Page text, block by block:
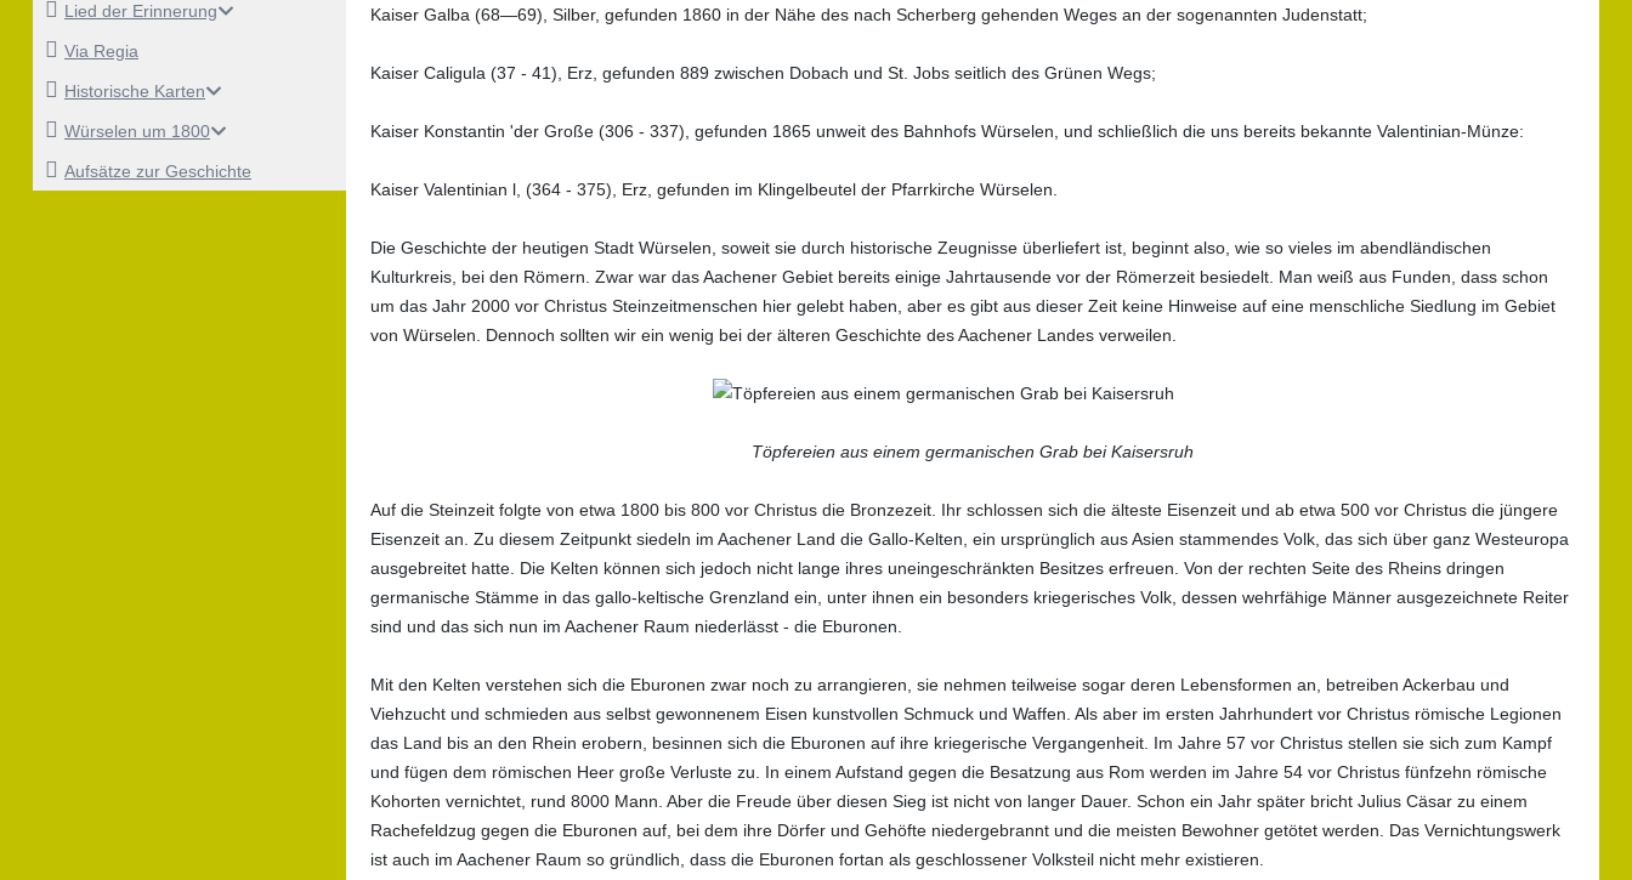
Lied der Erinnerung
Via Regia
Historische Karten
Würselen um 1800
Aufsätze zur Geschichte
Kaiser Galba (68—69), Silber, gefunden 1860 in der Nähe des nach Scherberg gehenden Weges an der sogenannten Judenstatt;
Kaiser Caligula (37 - 41), Erz, gefunden 889 zwischen Dobach und St. Jobs seitlich des Grünen Wegs;
Kaiser Konstantin 'der Große (306 - 337), gefunden 1865 unweit des Bahnhofs Würselen, und schließlich die uns bereits bekannte Valentinian-Münze:
Kaiser Valentinian l, (364 - 375), Erz, gefunden im Klingelbeutel der Pfarrkirche Würselen.
Die Geschichte der heutigen Stadt Würselen, soweit sie durch historische Zeugnisse überliefert ist, beginnt also, wie so vieles im abendländischen
Kulturkreis, bei den Römern. Zwar war das Aachener Gebiet bereits einige Jahrtausende vor der Römerzeit besiedelt. Man weiß aus Funden, dass schon
um das Jahr 2000 vor Christus Steinzeitmenschen hier gelebt haben, aber es gibt aus dieser Zeit keine Hinweise auf eine menschliche Siedlung im Gebiet
von Würselen. Dennoch sollten wir ein wenig bei der älteren Geschichte des Aachener Landes verweilen.
Töpfereien aus einem germanischen Grab bei Kaisersruh
Auf die Steinzeit folgte von etwa 1800 bis 800 vor Christus die Bronzezeit. Ihr schlossen sich die älteste Eisenzeit und ab etwa 500 vor Christus die jüngere
Eisenzeit an. Zu diesem Zeitpunkt siedeln im Aachener Land die Gallo-Kelten, ein ursprünglich aus Asien stammendes Volk, das sich über ganz Westeuropa
ausgebreitet hatte. Die Kelten können sich jedoch nicht lange ihres uneingeschränkten Besitzes erfreuen. Von der rechten Seite des Rheins dringen
germanische Stämme in das gallo-keltische Grenzland ein, unter ihnen ein besonders kriegerisches Volk, dessen wehrfähige Männer ausgezeichnete Reiter
sind und das sich nun im Aachener Raum niederlässt ‑ die Eburonen.
Mit den Kelten verstehen sich die Eburonen zwar noch zu arrangieren, sie nehmen teilweise sogar deren Lebensformen an, betreiben Ackerbau und
Viehzucht und schmieden aus selbst gewonnenem Eisen kunstvollen Schmuck und Waffen. Als aber im ersten Jahrhundert vor Christus römische Legionen
das Land bis an den Rhein erobern, besinnen sich die Eburonen auf ihre kriegerische Vergangenheit. Im Jahre 57 vor Christus stellen sie sich zum Kampf
und fügen dem römischen Heer große Verluste zu. In einem Aufstand gegen die Besatzung aus Rom werden im Jahre 54 vor Christus fünfzehn römische
Kohorten vernichtet, rund 8000 Mann. Aber die Freude über diesen Sieg ist nicht von langer Dauer. Schon ein Jahr später bricht Julius Cäsar zu einem
Rachefeldzug gegen die Eburonen auf, bei dem ihre Dörfer und Gehöfte niedergebrannt und die meisten Bewohner getötet werden. Das Vernichtungswerk
ist auch im Aachener Raum so gründlich, dass die Eburonen fortan als geschlossener Volksteil nicht mehr existieren.